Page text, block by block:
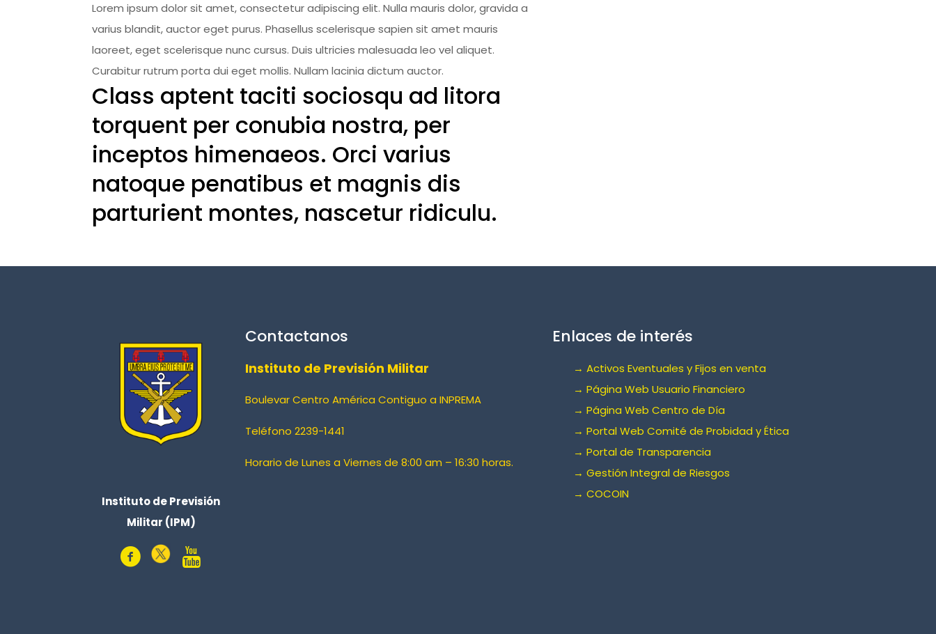
Lorem ipsum dolor sit amet, consectetur adipiscing elit. Nulla mauris dolor, gravida a
varius blandit, auctor eget purus. Phasellus scelerisque sapien sit amet mauris
laoreet, eget scelerisque nunc cursus. Duis ultricies malesuada leo vel aliquet.
Curabitur rutrum porta dui eget mollis. Nullam lacinia dictum auctor.
Class aptent taciti sociosqu ad litora
torquent per conubia nostra, per
inceptos himenaeos. Orci varius
natoque penatibus et magnis dis
parturient montes, nascetur ridiculu.
Instituto de Previsión
Militar (IPM)
Contactanos
Instituto de Previsión Militar
Boulevar Centro América Contiguo a INPREMA
Teléfono 2239-1441
Horario de Lunes a Viernes de 8:00 am – 16:30 horas.
Enlaces de interés
→ Activos Eventuales y Fijos en venta
→ Página Web Usuario Financiero
→ Página Web Centro de Día
→ Portal Web Comité de Probidad y Ética
→ Portal de Transparencia
→ Gestión Integral de Riesgos
→ COCOIN